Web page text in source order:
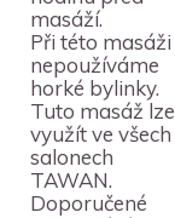
masáží.
Při této masáži
nepoužíváme
horké bylinky.
Tuto masáž lze
využít ve všech
salonech
TAWAN.
Doporučené